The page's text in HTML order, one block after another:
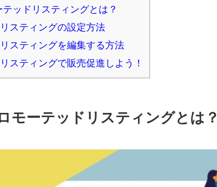
ッドリスティングとは？
スティングの設定方法
スティングを編集する方法
スティングで販売促進しよう！
モーテッドリスティングとは？